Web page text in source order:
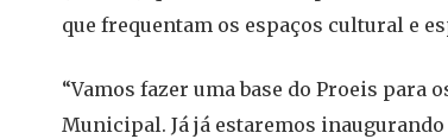
que frequentam os espaços cultural e
“Vamos fazer uma base do Proeis
Municipal. Já já estaremos